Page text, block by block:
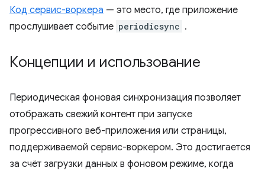
Код сервис-воркера — это место, где приложение
прослушивает событие periodicsync .
Концепции и использование
Периодическая фоновая синхронизация позволяет
отображать свежий контент при запуске
прогрессивного веб-приложения или страницы,
поддерживаемой сервис-воркером. Это достигается
за счёт загрузки данных в фоновом режиме, когда